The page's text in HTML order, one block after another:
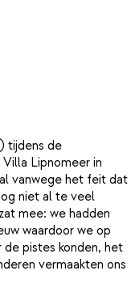
tijdens de
Lipnomeer in
vanwege het feit dat
niet al te veel
mee: we hadden
waardoor we op
de pistes konden, het
vermaakten ons